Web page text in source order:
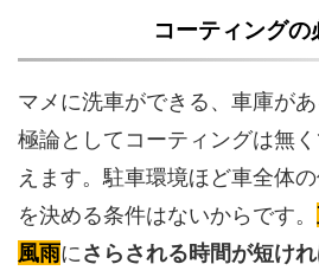
コーティングの
マメに洗車ができる、車庫が
極論としてコーティングは無
えます。駐車環境ほど車全体
を決める条件はないからです。
風雨にさらされる時間が短け